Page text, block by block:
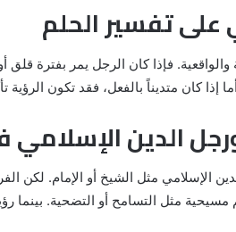
على تفسير الحلم
فإذا كان الرجل يمر بفترة قلق
كان متديناً بالفعل، فقد تكون الرؤية
الدين الإسلامي
الإسلامي مثل الشيخ أو الإمام. لكن
مسيحية مثل التسامح أو التضحية. بينما